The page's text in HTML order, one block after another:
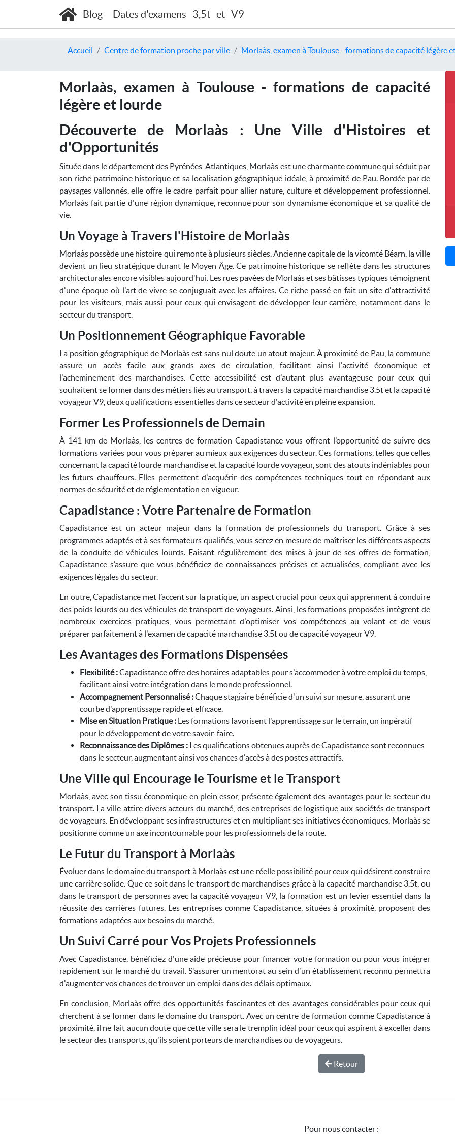
Blog Dates d'examens 3,5t et V9
Accueil Centre de formation proche par ville Morlaàs, examen à Toulouse - formations de capacité légère
Morlaàs, examen à Toulouse - formations de capacité
légère et lourde
Découverte de Morlaàs : Une Ville d'Histoires et
d'Opportunités
Située dans le département des Pyrénées-Atlantiques, Morlaàs est une charmante commune qui séduit par
son riche patrimoine historique et sa localisation géographique idéale, à proximité de Pau. Bordée par de
paysages vallonnés, elle offre le cadre parfait pour allier nature, culture et développement professionnel.
Morlaàs fait partie d'une région dynamique, reconnue pour son dynamisme économique et sa qualité de
vie.
Un Voyage à Travers l'Histoire de Morlaàs
Morlaàs possède une histoire qui remonte à plusieurs siècles. Ancienne capitale de la vicomté Béarn, la ville
devient un lieu stratégique durant le Moyen Âge. Ce patrimoine historique se reflète dans les structures
architecturales encore visibles aujourd'hui. Les rues pavées de Morlaàs et ses bâtisses typiques témoignent
d'une époque où l'art de vivre se conjuguait avec les affaires. Ce riche passé en fait un site d'attractivité
pour les visiteurs, mais aussi pour ceux qui envisagent de développer leur carrière, notamment dans le
secteur du transport.
Un Positionnement Géographique Favorable
La position géographique de Morlaàs est sans nul doute un atout majeur. À proximité de Pau, la commune
assure un accès facile aux grands axes de circulation, facilitant ainsi l'activité économique et
l'acheminement des marchandises. Cette accessibilité est d'autant plus avantageuse pour ceux qui
souhaitent se former dans des métiers liés au transport, à travers la capacité marchandise 3.5t et la capacité
voyageur V9, deux qualifications essentielles dans ce secteur d'activité en pleine expansion.
Former Les Professionnels de Demain
À 141 km de Morlaàs, les centres de formation Capadistance vous offrent l’opportunité de suivre des
formations variées pour vous préparer au mieux aux exigences du secteur. Ces formations, telles que celles
concernant la capacité lourde marchandise et la capacité lourde voyageur, sont des atouts indéniables pour
les futurs chauffeurs. Elles permettent d'acquérir des compétences techniques tout en répondant aux
normes de sécurité et de réglementation en vigueur.
Capadistance : Votre Partenaire de Formation
Capadistance est un acteur majeur dans la formation de professionnels du transport. Grâce à ses
programmes adaptés et à ses formateurs qualifiés, vous serez en mesure de maîtriser les différents aspects
de la conduite de véhicules lourds. Faisant régulièrement des mises à jour de ses offres de formation,
Capadistance s’assure que vous bénéficiez de connaissances précises et actualisées, compliant avec les
exigences légales du secteur.
En outre, Capadistance met l’accent sur la pratique, un aspect crucial pour ceux qui apprennent à conduire
des poids lourds ou des véhicules de transport de voyageurs. Ainsi, les formations proposées intègrent de
nombreux exercices pratiques, vous permettant d'optimiser vos compétences au volant et de vous
préparer parfaitement à l'examen de capacité marchandise 3.5t ou de capacité voyageur V9.
Les Avantages des Formations Dispensées
Flexibilité :Capadistance offre des horaires adaptables pour s'accommoder à votre emploi du temps,
facilitant ainsi votre intégration dans le monde professionnel.
Accompagnement Personnalisé :Chaque stagiaire bénéficie d'un suivi sur mesure, assurant une
courbe d'apprentissage rapide et efficace.
Mise en Situation Pratique : Les formations favorisent l'apprentissage sur le terrain, un impératif
pour le développement de votre savoir-faire.
Reconnaissance des Diplômes : Les qualifications obtenues auprès de Capadistance sont reconnues
dans le secteur, augmentant ainsi vos chances d'accès à des postes attractifs.
Une Ville qui Encourage le Tourisme et le Transport
Morlaàs, avec son tissu économique en plein essor, présente également des avantages pour le secteur du
transport. La ville attire divers acteurs du marché, des entreprises de logistique aux sociétés de transport
de voyageurs. En développant ses infrastructures et en multipliant ses initiatives économiques, Morlaàs se
positionne comme un axe incontournable pour les professionnels de la route.
Le Futur du Transport à Morlaàs
Évoluer dans le domaine du transport à Morlaàs est une réelle possibilité pour ceux qui désirent construire
une carrière solide. Que ce soit dans le transport de marchandises grâce à la capacité marchandise 3.5t, ou
dans le transport de personnes avec la capacité voyageur V9, la formation est un levier essentiel dans la
réussite des carrières futures. Les entreprises comme Capadistance, situées à proximité, proposent des
formations adaptées aux besoins du marché.
Un Suivi Carré pour Vos Projets Professionnels
Avec Capadistance, bénéficiez d'une aide précieuse pour financer votre formation ou pour vous intégrer
rapidement sur le marché du travail. S'assurer un mentorat au sein d'un établissement reconnu permettra
d'augmenter vos chances de trouver un emploi dans des délais optimaux.
En conclusion, Morlaàs offre des opportunités fascinantes et des avantages considérables pour ceux qui
cherchent à se former dans le domaine du transport. Avec un centre de formation comme Capadistance à
proximité, il ne fait aucun doute que cette ville sera le tremplin idéal pour ceux qui aspirent à exceller dans
le secteur des transports, qu'ils soient porteurs de marchandises ou de voyageurs.
Retour
Pour nous contacter :